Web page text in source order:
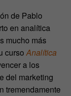
de Pablo
en analítica
mucho más
cursoAnalítica
a los
del marketing
tremendamente